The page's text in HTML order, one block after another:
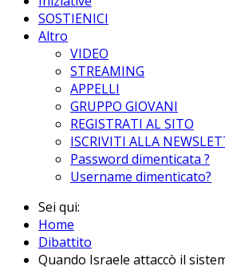
SOSTIENICI
Altro
VIDEO
STREAMING
APPELLI
GRUPPO GIOVANI
REGISTRATI AL SITO
ISCRIVITI ALLA
Password dimenticata ?
Username dimenticato?
Sei qui:
Home
Dibattito
Quando Israele attaccò il